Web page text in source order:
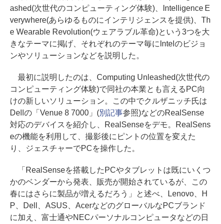
ashed(次世代のコンピューティング体験)、Intelligence E
verywhere(あらゆるものにインテリジェンスを提供)、Th
e Wearable Revolution(ウェアラブル革命)という3つを大
きなテーマに掲げ、それぞれのテーマ毎にIntelのビジョ
ンやソリューションなどを説明した。
最初に説明したのは、Computing Unleashed(次世代の
コンピューティング体験)で同社の本業とも言えるPC向
けの新しいソリューション。この中でクルザニッチ氏は
Dellの「Venue 8 7000」(別記事参照)などのRealSense
対応のデバイスを紹介し、RealSenseをデモ。RealSens
eの機能を利用して、撮影後にピントの位置を変えた
り、ジェスチャーでPCを操作した。
「RealSenseを搭載したPCやタブレットは既にいくつ
かのベンダーから発表、販売が開始されているが、この
春にはさらに製品が増えるだろう」と述べ、Lenovo、H
P、Dell、ASUS、AcerなどのグローバルなPCブランド
に加え、富士通やNECパーソナルコンピュータなどの日